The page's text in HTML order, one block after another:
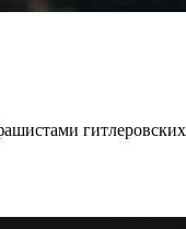
гитлеровских